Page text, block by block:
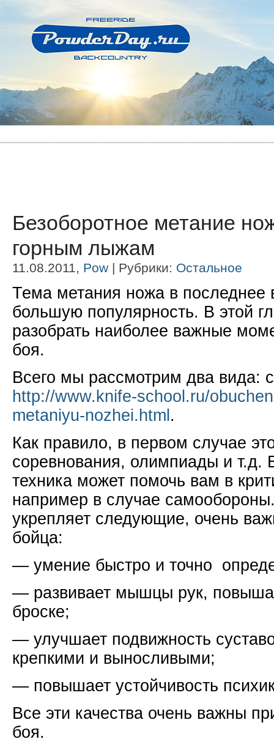
Безоборотное метание
горным лыжам
11.08.2011, Pow | Рубрики: Остальное
Тема метания ножа в последнее
большую популярность. В этой
разобрать наиболее важные
боя.
Всего мы рассмотрим два вида:
http://www.knife-school.ru/
metaniyu-nozhei.html .
Как правило, в первом случае
соревнования, олимпиады и т.д.
техника может помочь вам в
например в случае
укрепляет следующие, очень
бойца:
— умение быстро и точно
— развивает мышцы рук,
броске;
— улучшает подвижность
крепкими и выносливыми;
— повышает устойчивость
Все эти качества очень важны
боя.